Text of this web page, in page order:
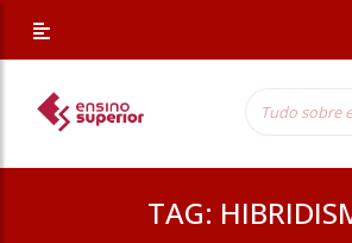
TAG: